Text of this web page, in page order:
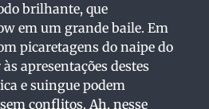
brilhante, que
em um grande baile. Em
picaretagens do naipe do
apresentações destes
e suingue podem
conflitos. Ah, nesse